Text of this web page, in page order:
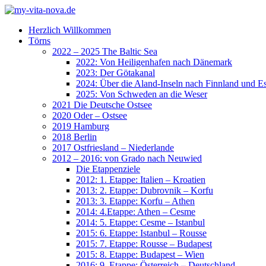
Herzlich Willkommen
Törns
2022 – 2025 The Baltic Sea
2022: Von Heiligenhafen nach Dänemark
2023: Der Götakanal
2024: Über die Aland-Inseln nach Finnland und
2025: Von Schweden an die Weser
2021 Die Deutsche Ostsee
2020 Oder – Ostsee
2019 Hamburg
2018 Berlin
2017 Ostfriesland – Niederlande
2012 – 2016: von Grado nach Neuwied
Die Etappenziele
2012: 1. Etappe: Italien – Kroatien
2013: 2. Etappe: Dubrovnik – Korfu
2013: 3. Etappe: Korfu – Athen
2014: 4.Etappe: Athen – Cesme
2014: 5. Etappe: Cesme – Istanbul
2015: 6. Etappe: Istanbul – Rousse
2015: 7. Etappe: Rousse – Budapest
2015: 8. Etappe: Budapest – Wien